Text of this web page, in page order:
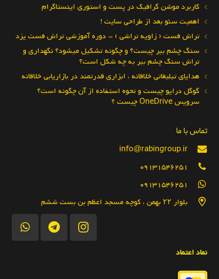
کاربرد موشن گرافیک در پست و استوری اینستاگرام
اهمیت سئو بعد از طراحی سایت !
تراش فست ( زاویه تراشی ) – دوره آموزشی تراش فست یزد
سنگ چشم ببر چیست؟ و چگونه تشکیل میشود؟ نگهداری و
تراش سنگ چشم ببر به چه شکل است؟
هدایای تبلیغاتی خلاقانه ، ابزاری قدرتمند در بازاریابی خلاقانه
گوگل درایو چیست و نحوه استفاده از آن چگونه است؟
سرویس OneDrive چیست ؟
تماس با ما
info@rabingroup.ir
09131546251
09131546251
بلوار ۲۲ بهمن ، کوچه مسجد اعظم بن بست ششم
نماد اعتماد